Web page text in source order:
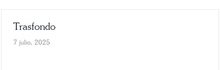
Trasfondo
7 julio, 2025